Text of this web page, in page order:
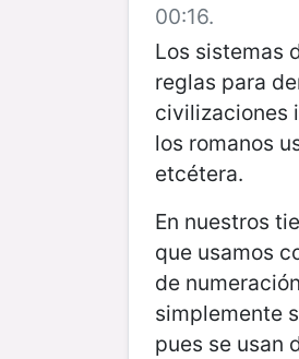
00:16.
Los sistemas
reglas para
civilizaciones
los romanos
etcétera.
En nuestros
que usamos
de
simplemente
pues se usan